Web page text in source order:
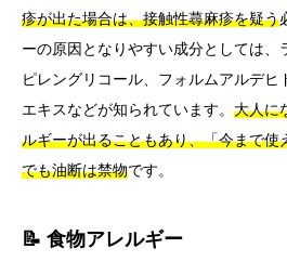
疹が出た場合は、接触性蕁麻疹を疑う
ーの原因となりやすい成分としては、
ピレングリコール、フォルムアルデヒ
エキスなどが知られています。 大人に
ルギーが出ることもあり、「今まで使
でも油断は禁物です。
📝 食物アレルギー